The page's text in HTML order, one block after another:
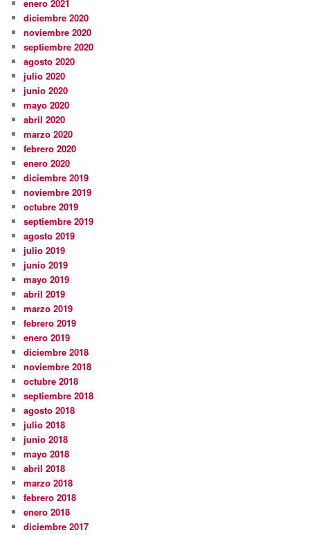
enero 2021
diciembre 2020
noviembre 2020
septiembre 2020
agosto 2020
julio 2020
junio 2020
mayo 2020
abril 2020
marzo 2020
febrero 2020
enero 2020
diciembre 2019
noviembre 2019
octubre 2019
septiembre 2019
agosto 2019
julio 2019
junio 2019
mayo 2019
abril 2019
marzo 2019
febrero 2019
enero 2019
diciembre 2018
noviembre 2018
octubre 2018
septiembre 2018
agosto 2018
julio 2018
junio 2018
mayo 2018
abril 2018
marzo 2018
febrero 2018
enero 2018
diciembre 2017